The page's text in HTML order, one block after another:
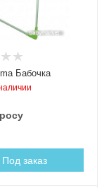
Бабочка
Под заказ